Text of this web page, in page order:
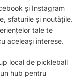
și Instagram
sfaturile și noutățile.
tale te
aceleași interese.
local de pickleball
hub pentru